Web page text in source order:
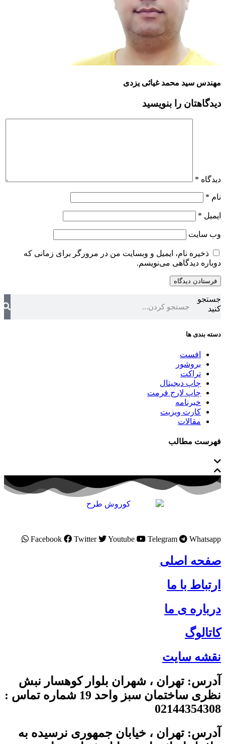
مهندس سید محمد غیاثی یزدی
دیدگاهتان را بنویسید
دیدگاه *
نام *
ایمیل *
وب‌ سایت
ذخیره نام، ایمیل و وبسایت من در مرورگر برای زمانی که
دوباره دیدگاهی می‌نویسم.
جستجو
کنید
دسته بندی ها
افست
بروشور
تراکت
چاپ دیجیتال
چاپ لارج فرمت
خبرنامه
کارت ویزیت
مقالات
فهرست مطالب
Facebook Twitter Youtube Telegram Whatsapp
صفحه اصلی
ارتباط با ما
درباره ی ما
کاتالوگ
نقشه سایت
آدرس: تهران ، شهران بلوار کوهسار نبش
نظری ساختمان سبز واحد 19 شماره تماس :
02144354308
آدرس: تهران ، خیابان جمهوری نرسیده به